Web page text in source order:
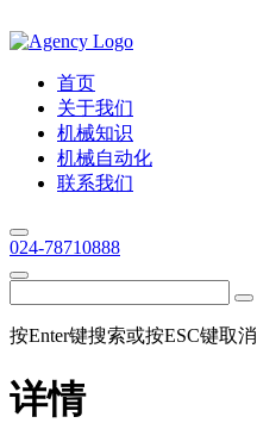
首页
关于我们
机械知识
机械自动化
联系我们
024-78710888
按Enter键搜索或按ESC键取消
详情